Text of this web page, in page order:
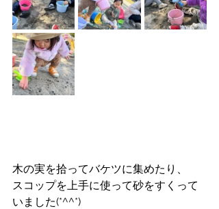
木の実を拾ってバケツに集めたり、
スコップを上手に使って砂をすくって
いました(*^^*)